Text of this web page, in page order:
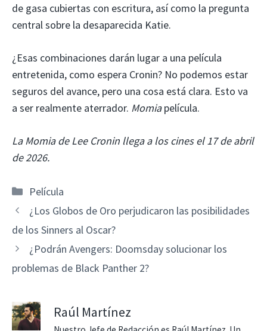
de gasa cubiertas con escritura, así como la pregunta
central sobre la desaparecida Katie.
¿Esas combinaciones darán lugar a una película
entretenida, como espera Cronin? No podemos estar
seguros del avance, pero una cosa está clara. Esto va
a ser realmente aterrador. Momiapelícula.
La Momia de Lee Cronin llega a los cines el 17 de abril
de 2026.
Categorías
Película
¿Los Globos de Oro perjudicaron las posibilidades
de los Sinners al Oscar?
¿Podrán Avengers: Doomsday solucionar los
problemas de Black Panther 2?
Raúl Martínez